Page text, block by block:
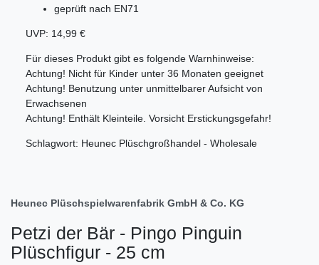
geprüft nach EN71
UVP: 14,99 €
Für dieses Produkt gibt es folgende Warnhinweise:
Achtung! Nicht für Kinder unter 36 Monaten geeignet
Achtung! Benutzung unter unmittelbarer Aufsicht von
Erwachsenen
Achtung! Enthält Kleinteile. Vorsicht Erstickungsgefahr!
Schlagwort: Heunec Plüschgroßhandel - Wholesale
Heunec Plüschspielwarenfabrik GmbH & Co. KG
Petzi der Bär - Pingo Pinguin
Plüschfigur - 25 cm